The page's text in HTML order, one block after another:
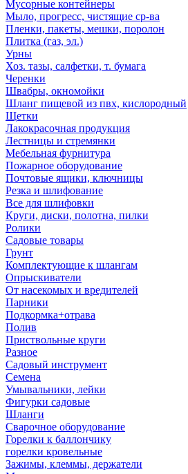
Мусорные контейнеры
Мыло, прогресс, чистящие ср-ва
Пленки, пакеты, мешки, поролон
Плитка (газ, эл.)
Урны
Хоз. тазы, салфетки, т. бумага
Черенки
Швабры, окномойки
Шланг пищевой из пвх, кислородный
Щетки
Лакокрасочная продукция
Лестницы и стремянки
Мебельная фурнитура
Пожарное оборудование
Почтовые ящики, ключницы
Резка и шлифование
Все для шлифовки
Круги, диски, полотна, пилки
Ролики
Садовые товары
Грунт
Комплектующие к шлангам
Опрыскиватели
От насекомых и вредителей
Парники
Подкормка+отрава
Полив
Приствольные круги
Разное
Садовый инструмент
Семена
Умывальники, лейки
Фигурки садовые
Шланги
Сварочное оборудование
Горелки к баллончику
горелки кровельные
Зажимы, клеммы, держатели